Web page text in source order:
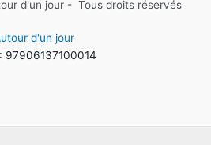
d'un jour - Tous droits réservés
d'un jour
97906137100014